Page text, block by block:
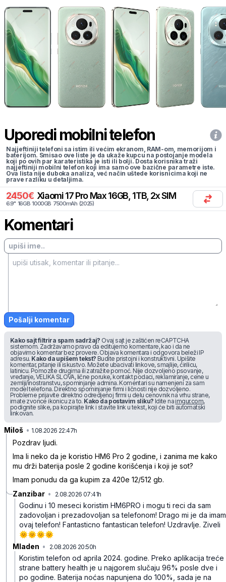
Uporedi mobilni telefon
Najjeftiniji telefoni sa istim ili većim ekranom, RAM-om, memorijom i
baterijom. Smisao ove liste je da ukaže kupcu na postojanje modela
koji po ovih par karateristika je isti ili bolji. Dosta korisnika traži
najjeftiniji mobilni telefon koji ima samo ove bazične parametre iste.
Ova lista nije duboka analiza, već način uštede korisnicima koji ne
prave razliku u detaljima.
2450€ Xiaomi 17 Pro Max 16GB, 1TB, 2x SIM
6.9" 16GB 1000GB 7500mAh (2025)
Komentari
Pošalji komentar
Kako sajt filtrira spam sadržaj? Ovaj sajt je zaštićen reCAPTCHA
sistemom. Zadržavamo pravo da editujemo komentare, kao i da ne
objavimo komentar bez provere. Objava komentara i odgovora beleži IP
adresu. Kako da upišem tekst? Budite pristojni i konstruktivni. Upišite
komentar, pitanje ili iskustvo. Možete ubacivati linkove, smajlije, ćirilicu,
latinicu. Pomozite drugima ili zatražite pomoć. Nije dozvoljeno psovanje,
vređanje, VELIKA SLOVA, lične poruke, kontakt podaci, reklamiranje, cene u
zemlji/inostranstvu, spominjanje admina. Komentari su namenjeni za sam
model telefona. Direktno spominjanje firmi i ličnosti nije dozvoljeno.
Probleme prijavite direktno odredjenoj firmi u delu cenovnik na vrhu strane,
imate zvonce ikonicu za to. Kako da postavim sliku? Idite na imgur.com,
podignite slike, pa kopirajte link i stavite link u tekst, koji će biti automatski
linkovan.
Miloš • 1.08.2026 22:47h
Pozdrav ljudi.
Ima li neko da je koristio HM6 Pro 2 godine, i zanima me kako
mu drži baterija posle 2 godine korišćenja i koji je sot?
Imam ponudu da ga kupim za 420e 12/512 gb.
Zanzibar • 2.08.2026 07:41h
Godinu i 10 meseci koristim HM6PRO i mogu ti reci da sam
zadovoljan i prezadovoljan sa telefonom! Drago mi je da imam
ovaj telefon! Fantasticno fantastican telefon! Uzdravlje. Ziveli
🌞🌞🌞🌞
Mladen • 2.08.2026 20:50h
Koristim telefon od aprila 2024. godine. Preko aplikacija treće
strane battery health je u najgorem slučaju 96% posle dve i
po godine. Baterija noćas napunjena do 100%, sada je na